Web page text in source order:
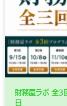
財務屋ラボ 全
日